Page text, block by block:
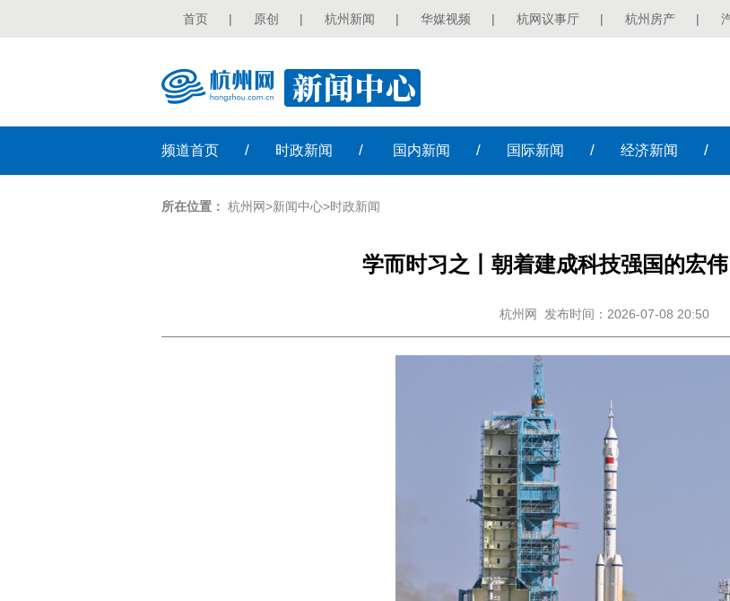
首页 | 原创 | 杭州新闻 | 华媒视频 | 杭网议事厅 | 杭州房产 |
频道首页 / 时政新闻 / 国内新闻 / 国际新闻 / 经济新闻 /
所在位置： 杭州网>新闻中心>时政新闻
学而时习之丨朝着建成科技强国的宏
杭州网 发布时间：2026-07-08 20:50